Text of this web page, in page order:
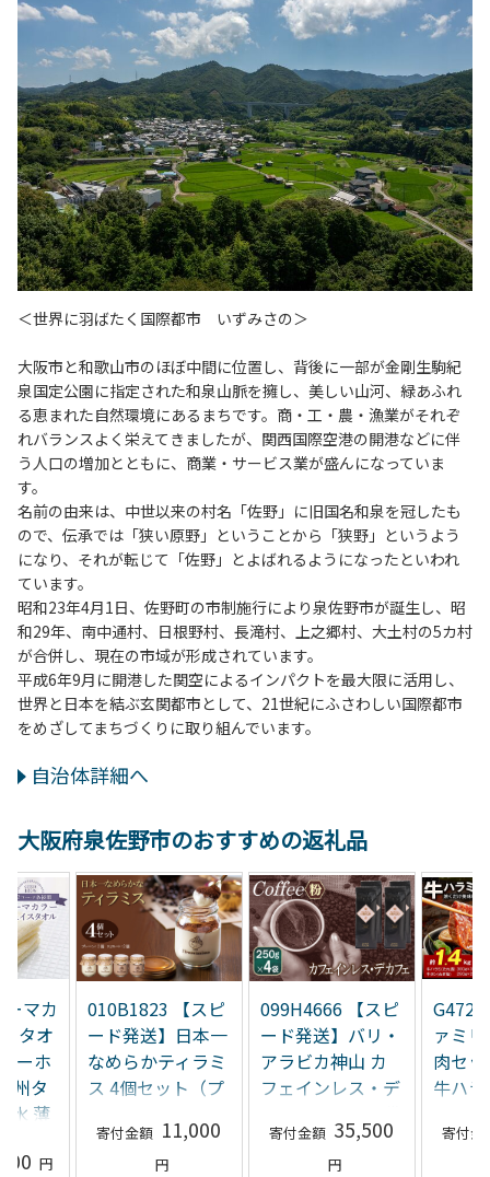
＜世界に羽ばたく国際都市 いずみさの＞
大阪市と和歌山市のほぼ中間に位置し、背後に一部が金剛生駒紀
泉国定公園に指定された和泉山脈を擁し、美しい山河、緑あふれ
る恵まれた自然環境にあるまちです。商・工・農・漁業がそれぞ
れバランスよく栄えてきましたが、関西国際空港の開港などに伴
う人口の増加とともに、商業・サービス業が盛んになっていま
す。
名前の由来は、中世以来の村名「佐野」に旧国名和泉を冠したも
ので、伝承では「狭い原野」ということから「狭野」というよう
になり、それが転じて「佐野」とよばれるようになったといわれ
ています。
昭和23年4月1日、佐野町の市制施行により泉佐野市が誕生し、昭
和29年、南中通村、日根野村、長滝村、上之郷村、大土村の5カ村
が合併し、現在の市域が形成されています。
平成6年9月に開港した関空によるインパクトを最大限に活用し、
世界と日本を結ぶ玄関都市として、21世紀にふさわしい国際都市
をめざしてまちづくりに取り組んでいます。
自治体詳細へ
大阪府泉佐野市のおすすめの返礼品
マカ
タオ
ーホ
州タ
水 薄
010B1823 【スピ
ード発送】日本一
なめらかティラミ
ス 4個セット（プ
レート2個）11,000
099H4666 【スピ
ード発送】バリ・
アラビカ神山 カ
フェインレス・デ
／粉
35,500
ァミ
肉セ
牛ハ